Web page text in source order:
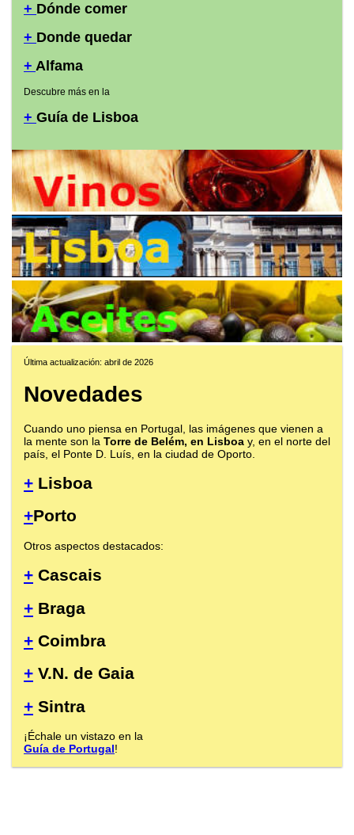
+ Dónde comer
+ Donde quedar
+ Alfama
Descubre más en la
+ Guía de Lisboa
Última actualización: abril de 2026
Novedades
Cuando uno piensa en Portugal, las imágenes que vienen a
la mente son la Torre de Belém, en Lisboa y, en el norte del
país, el Ponte D. Luís, en la ciudad de Oporto.
+ Lisboa
+Porto
Otros aspectos destacados:
+ Cascais
+ Braga
+ Coimbra
+ V.N. de Gaia
+ Sintra
¡Échale un vistazo en la
Guía de Portugal!